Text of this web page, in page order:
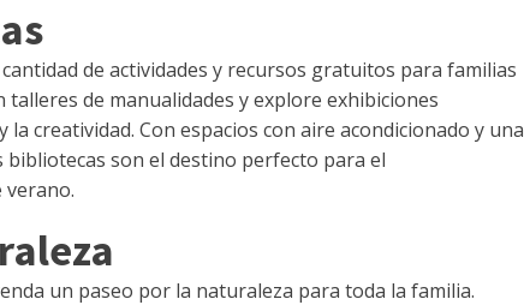
de actividades y recursos gratuitos para familias
de manualidades y explore exhibiciones
creatividad. Con espacios con aire acondicionado y una
son el destino perfecto para el
un paseo por la naturaleza para toda la familia.